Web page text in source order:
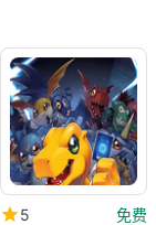
5
免费